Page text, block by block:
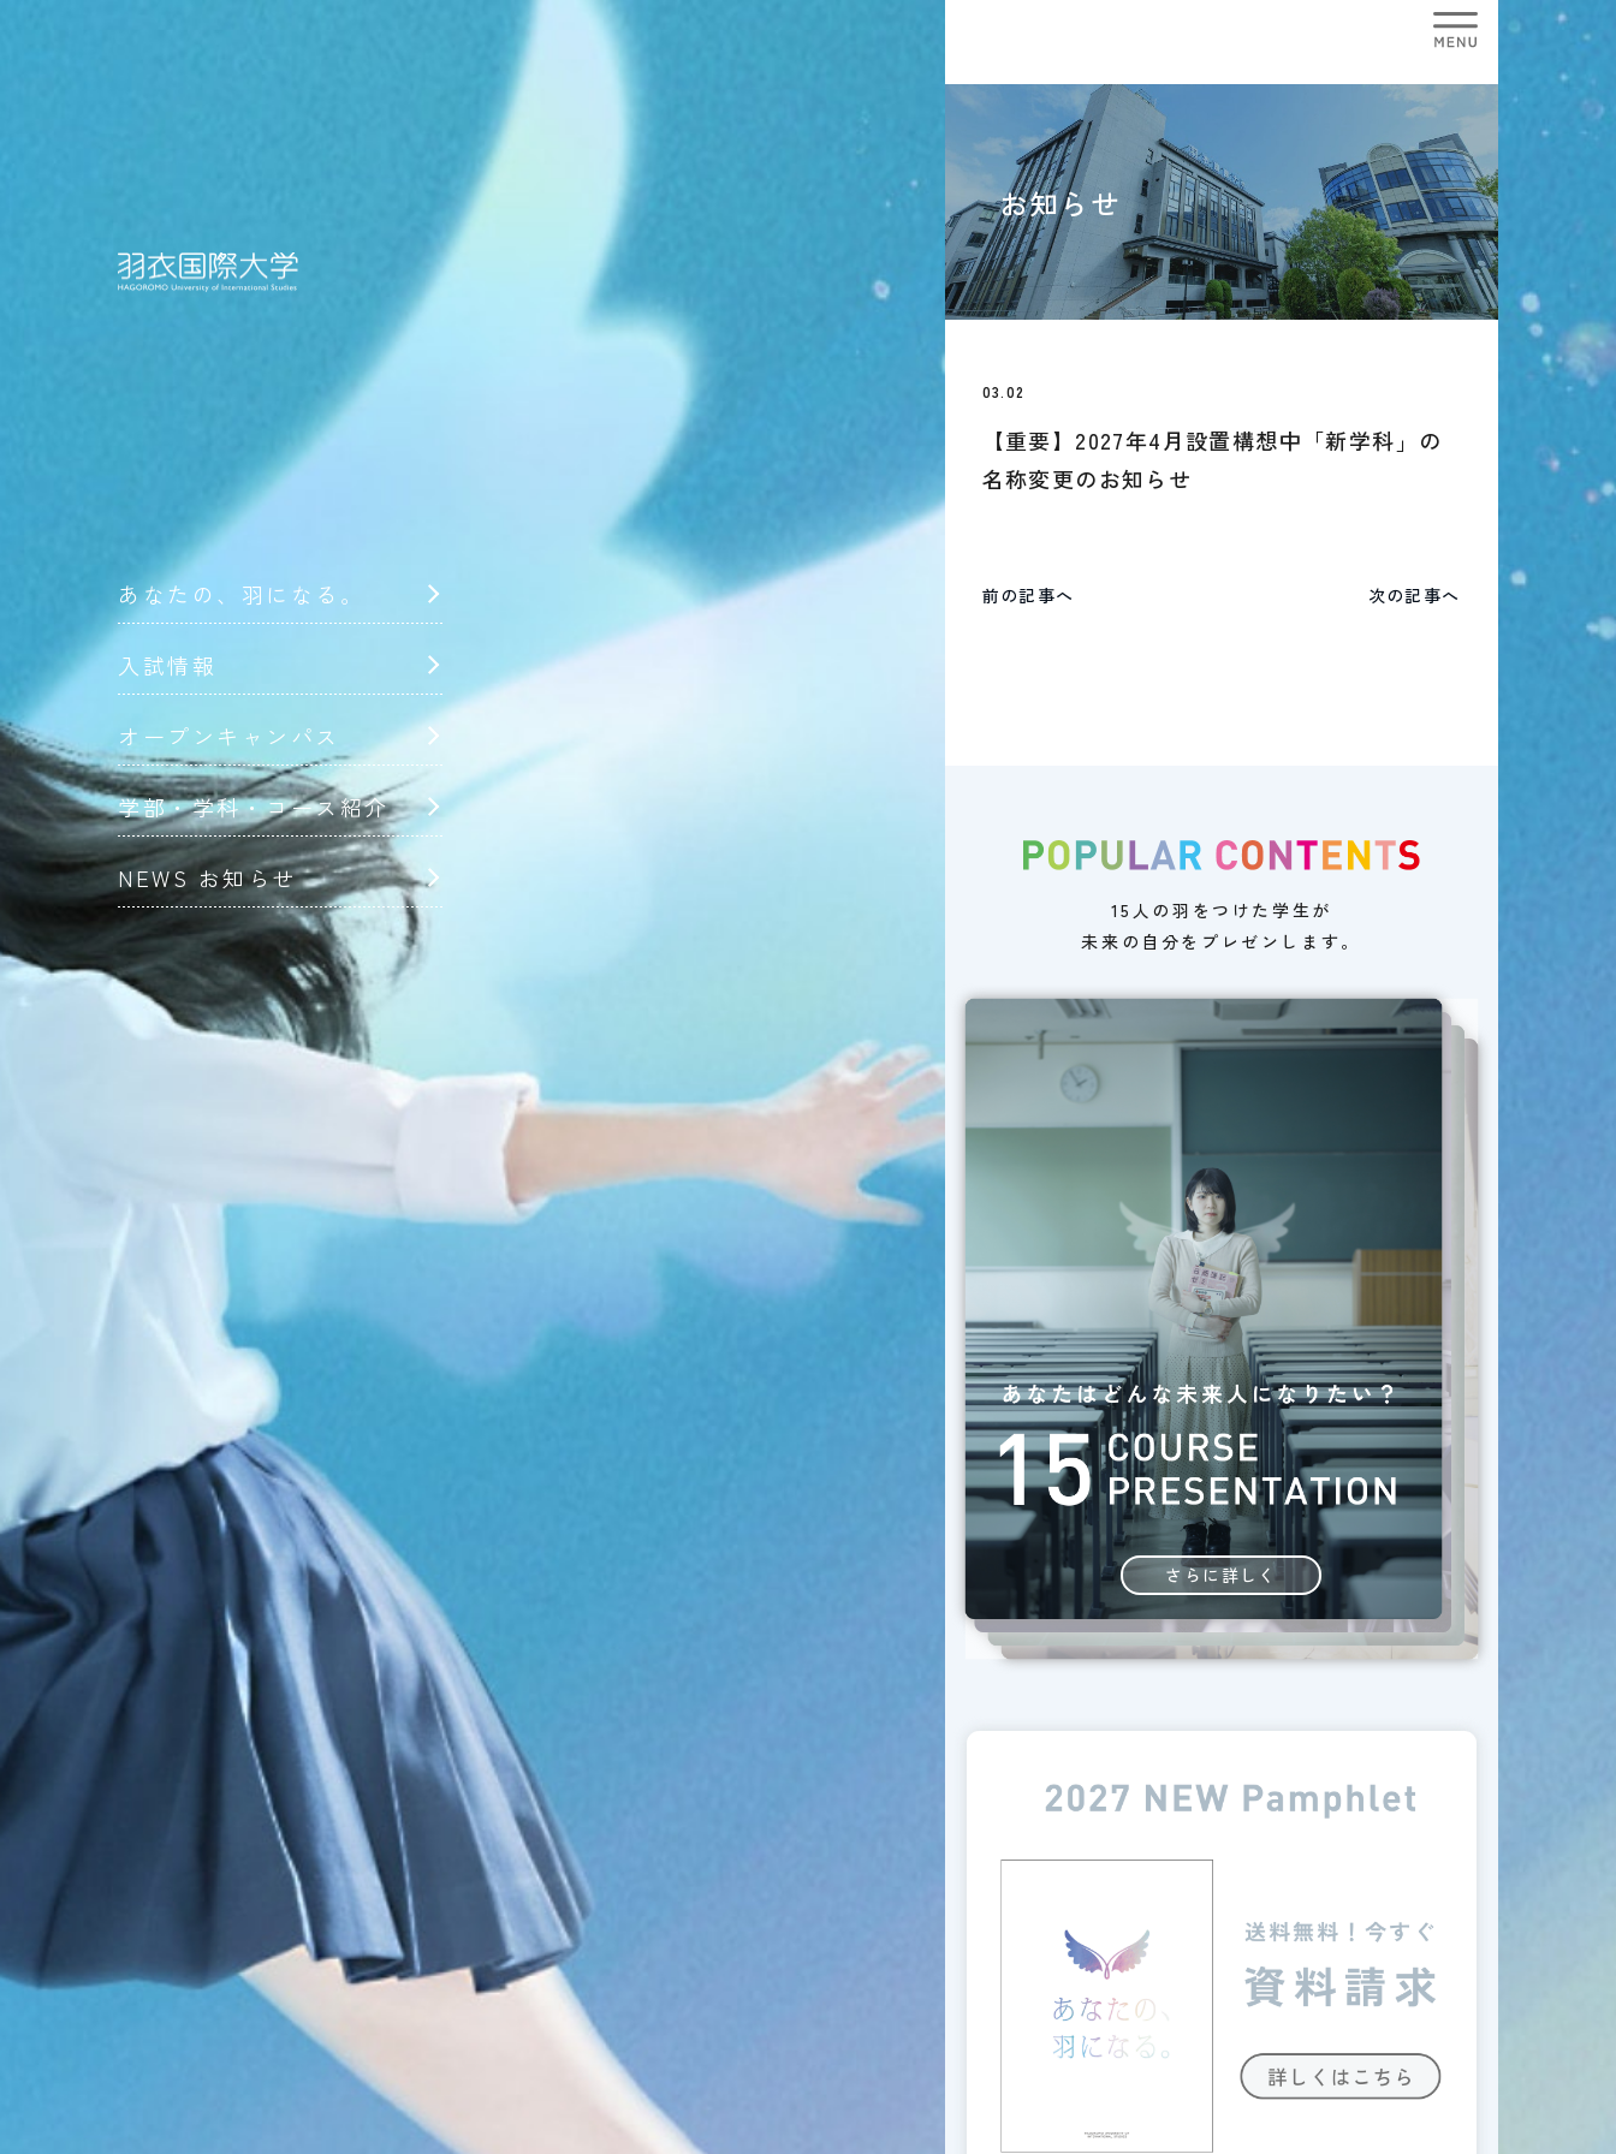
あなたの、羽になる。
入試情報
オープンキャンパス
学部・学科・コース紹介
NEWS お知らせ
お知らせ
03.02
【重要】2027年4月設置構想中「新学科」の
名称変更のお知らせ
前の記事へ 次の記事へ
15人の羽をつけた学生が
未来の自分をプレゼンします。
さらに詳しく